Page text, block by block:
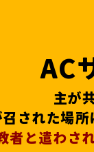
AC
主が
された場所
者と遣わさ